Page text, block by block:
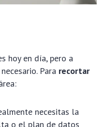
hoy en día, pero a
Para recortar
necesitas la
o el plan de datos